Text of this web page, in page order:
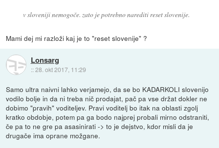
v sloveniji nemogoče. zato je potrebno narediti reset slovenije.
Mami dej mi razloži kaj je to "reset slovenije" ?
Lonsarg
::28. okt 2017, 11:29
Samo ultra naivni lahko verjamejo, da se bo KADARKOLI slovenijo
vodilo bolje in da ni treba nič prodajat, pač pa vse držat dokler ne
dobimo "pravih" voditeljev. Pravi voditelj bo itak na oblasti zgolj
kratko obdobje, potem pa ga bodo najprej probali mirno odstraniti,
če pa to ne gre pa asasinirati -> to je dejstvo, kdor misli da je
drugače ima oprane možgane.